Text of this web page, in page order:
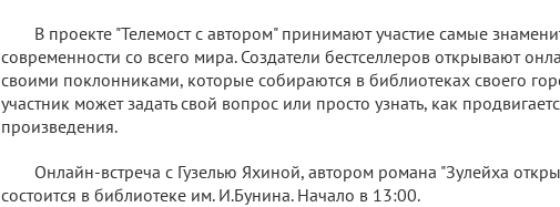
В проекте "Телемост с автором" принимают участие самые
современности со всего мира. Создатели бестселлеров открывают
своими поклонниками, которые собираются в библиотеках своего
участник может задать свой вопрос или просто узнать, как
произведения.
Онлайн-встреча с Гузелью Яхиной, автором романа "Зулейха
состоится в библиотеке им. И.Бунина. Начало в 13:00.